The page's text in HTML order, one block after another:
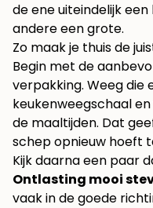
de ene uiteindelijk
andere een grote.
Zo maak je thuis de
Begin met de
verpakking. Weeg die
keukenweegschaal
de maaltijden. Dat
schep opnieuw hoeft
Kijk daarna een paar
Ontlasting mooi
vaak in de goede